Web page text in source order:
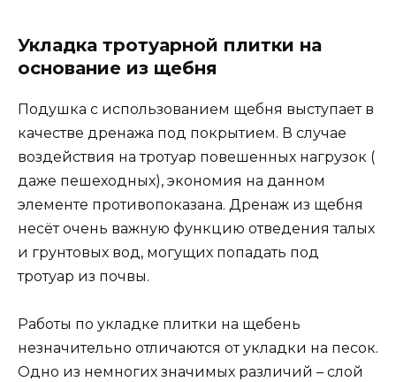
Укладка тротуарной плитки на
основание из щебня
Подушка с использованием щебня выступает в
качестве дренажа под покрытием. В случае
воздействия на тротуар повешенных нагрузок (
даже пешеходных), экономия на данном
элементе противопоказана. Дренаж из щебня
несёт очень важную функцию отведения талых
и грунтовых вод, могущих попадать под
тротуар из почвы.
Работы по укладке плитки на щебень
незначительно отличаются от укладки на песок.
Одно из немногих значимых различий – слой